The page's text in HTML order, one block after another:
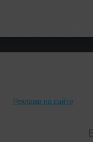
Реклама на сайте